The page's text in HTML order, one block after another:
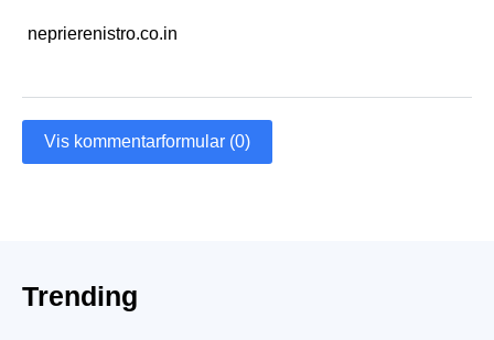
neprierenistro.co.in
Vis kommentarformular (0)
Trending